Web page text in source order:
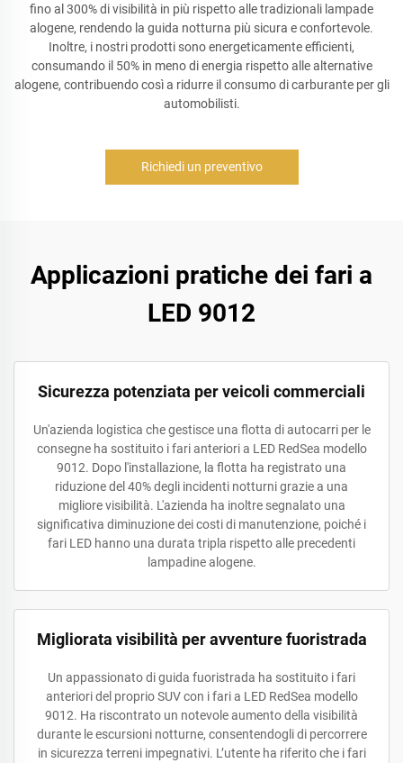
fino al 300% di visibilità in più rispetto alle tradizionali lampade
alogene, rendendo la guida notturna più sicura e confortevole.
Inoltre, i nostri prodotti sono energeticamente efficienti,
consumando il 50% in meno di energia rispetto alle alternative
alogene, contribuendo così a ridurre il consumo di carburante per gli
automobilisti.
Richiedi un preventivo
Applicazioni pratiche dei fari a
LED 9012
Sicurezza potenziata per veicoli commerciali
Un'azienda logistica che gestisce una flotta di autocarri per le
consegne ha sostituito i fari anteriori a LED RedSea modello
9012. Dopo l'installazione, la flotta ha registrato una
riduzione del 40% degli incidenti notturni grazie a una
migliore visibilità. L'azienda ha inoltre segnalato una
significativa diminuzione dei costi di manutenzione, poiché i
fari LED hanno una durata tripla rispetto alle precedenti
lampadine alogene.
Migliorata visibilità per avventure fuoristrada
Un appassionato di guida fuoristrada ha sostituito i fari
anteriori del proprio SUV con i fari a LED RedSea modello
9012. Ha riscontrato un notevole aumento della visibilità
durante le escursioni notturne, consentendogli di percorrere
in sicurezza terreni impegnativi. L’utente ha riferito che i fari